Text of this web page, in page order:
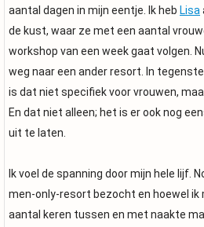
aantal dagen in mijn eentje. Ik heb Lisa
de kust, waar ze met een aantal
workshop van een week gaat volgen.
weg naar een ander resort. In
is dat niet specifiek voor vrouwen,
En dat niet alleen; het is er ook nog
uit te laten.
Ik voel de spanning door mijn hele lijf.
men-only-resort bezocht en hoewel ik
aantal keren tussen en met naakte